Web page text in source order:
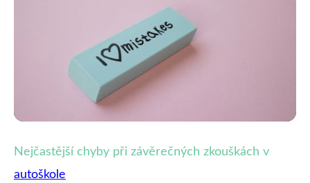
Jak se vyhnout běžným chybám
Nejčastější chyby při závěrečných zkouškách v
autoškole